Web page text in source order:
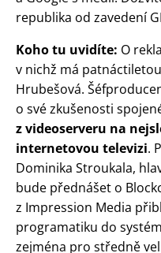
republika od zavedení
Koho tu uvidíte: O
v nichž má
Hrubešová.
o své zkušenosti
z videoserveru na
internetovou televizi.
Dominika Stroukala,
bude přednášet o
z Impression Media
programatiku do
zejména pro středně